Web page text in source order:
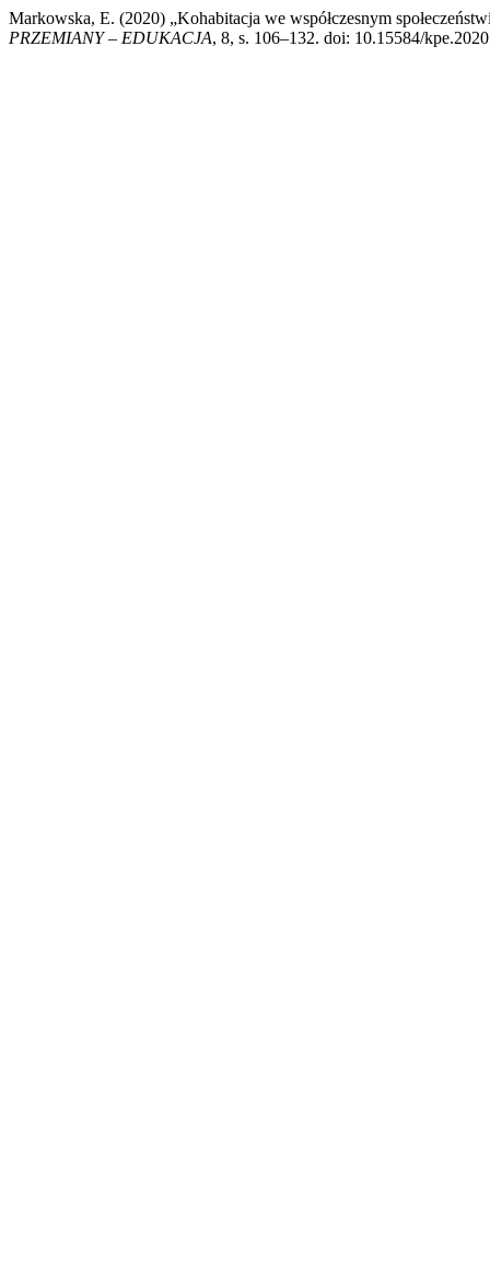
Markowska, E. (2020) „Kohabitacja we współczesnym
PRZEMIANY – EDUKACJA, 8, s. 106–132. doi: 10.15584/